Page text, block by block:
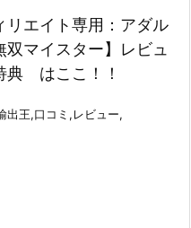
エイト専用：アダル
双マイスター】レビュ
はここ！！
出王,口コミ,レビュー,